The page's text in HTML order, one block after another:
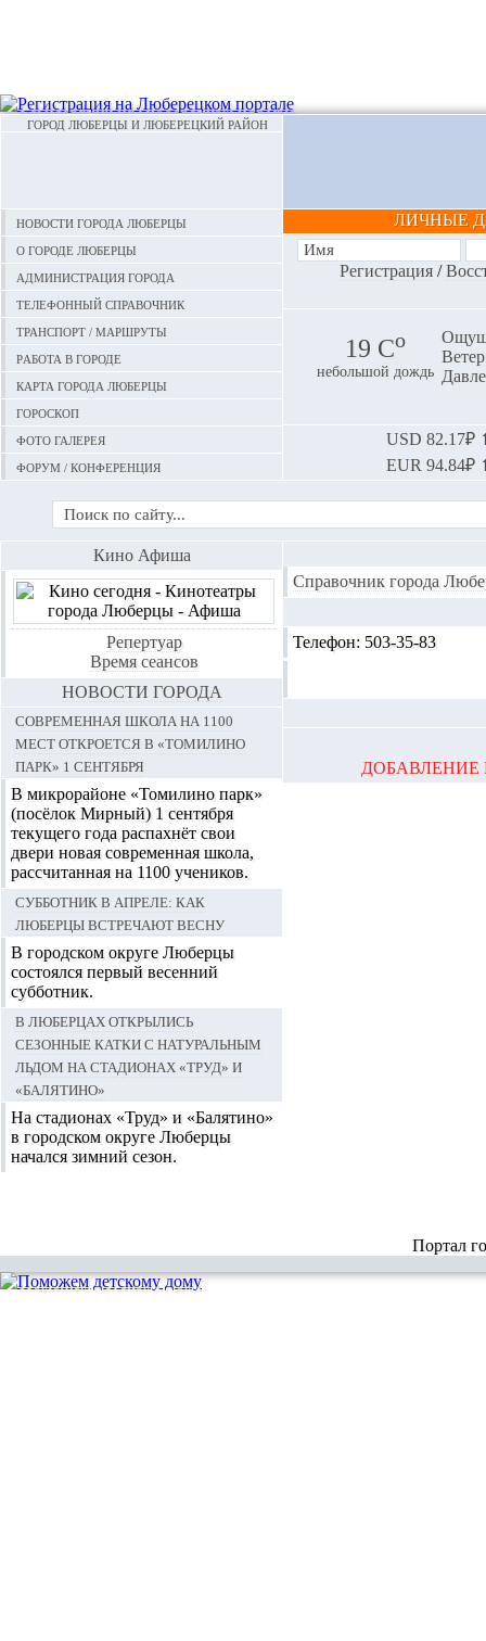
ГОРОД ЛЮБЕРЦЫ И ЛЮБЕРЕЦКИЙ РАЙОН
Новости города Люберцы
О городе Люберцы
Администрация города
Телефонный справочник
Транспорт / маршруты
Работа в городе
Карта города Люберцы
Гороскоп
Фото галерея
Форум / конференция
ЛИЧНЫЕ
Регистрация/
19 Сo
небольшой дождь
USD 82.17₽
EUR 94.84₽
Справочник города
Телефон: 503-35-83
ДОБАВЛЕНИЕ
Кино Афиша
Репертуар
Время сеансов
НОВОСТИ ГОРОДА
Современная школа на 1100
мест откроется в «Томилино
парк» 1 сентября
В микрорайоне «Томилино парк»
(посёлок Мирный) 1 сентября
текущего года распахнёт свои
двери новая современная школа,
рассчитанная на 1100 учеников.
Субботник в апреле: как
Люберцы встречают весну
В городском округе Люберцы
состоялся первый весенний
субботник.
В Люберцах открылись
сезонные катки с натуральным
льдом на стадионах «Труд» и
«Балятино»
На стадионах «Труд» и «Балятино»
в городском округе Люберцы
начался зимний сезон.
Портал